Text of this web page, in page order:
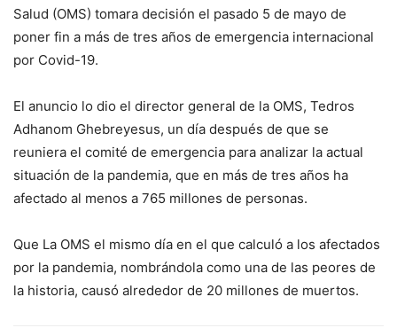
Salud (OMS) tomara decisión el pasado 5 de mayo de
poner fin a más de tres años de emergencia internacional
por Covid-19.
El anuncio lo dio el director general de la OMS, Tedros
Adhanom Ghebreyesus, un día después de que se
reuniera el comité de emergencia para analizar la actual
situación de la pandemia, que en más de tres años ha
afectado al menos a 765 millones de personas.
Que La OMS el mismo día en el que calculó a los afectados
por la pandemia, nombrándola como una de las peores de
la historia, causó alrededor de 20 millones de muertos.